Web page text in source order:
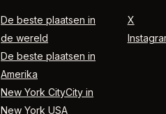
De beste plaatsen in
de wereld
De beste plaatsen in
Amerika
New York CityCity in
New York USA
X